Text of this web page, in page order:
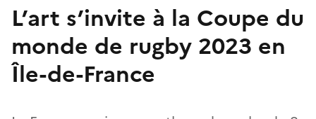
L’art s’invite à la Coupe du
monde de rugby 2023 en
Île-de-France